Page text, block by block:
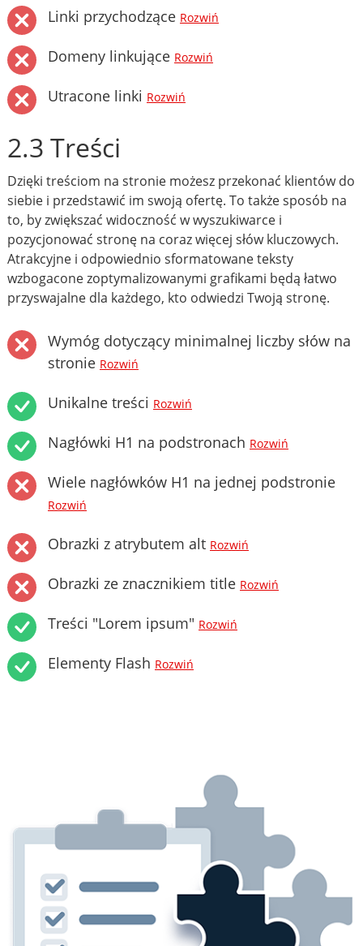
Linki przychodzące Rozwiń
Domeny linkujące Rozwiń
Utracone linki Rozwiń
2.3 Treści
Dzięki treściom na stronie możesz przekonać klientów do
siebie i przedstawić im swoją ofertę. To także sposób na
to, by zwiększać widoczność w wyszukiwarce i
pozycjonować stronę na coraz więcej słów kluczowych.
Atrakcyjne i odpowiednio sformatowane teksty
wzbogacone zoptymalizowanymi grafikami będą łatwo
przyswajalne dla każdego, kto odwiedzi Twoją stronę.
Wymóg dotyczący minimalnej liczby słów na
stronie Rozwiń
Unikalne treści Rozwiń
Nagłówki H1 na podstronach Rozwiń
Wiele nagłówków H1 na jednej podstronie
Rozwiń
Obrazki z atrybutem alt Rozwiń
Obrazki ze znacznikiem title Rozwiń
Treści "Lorem ipsum" Rozwiń
Elementy Flash Rozwiń